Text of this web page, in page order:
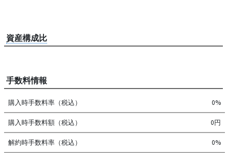
資産構成比
手数料情報
購入時手数料率（税込） 0%
購入時手数料額（税込） 0円
解約時手数料率（税込） 0%